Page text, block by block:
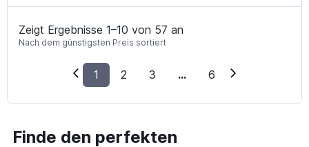
Zeigt Ergebnisse 1–10 von 57 an
Nach dem günstigsten Preis sortiert
1 2 3 ... 6
Finde den perfekten